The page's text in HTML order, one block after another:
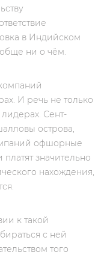
в Индийском
ни о чём.
И речь не только
Сент-
острова,
офшорные
значительно
нахождения,
к такой
с ней
того